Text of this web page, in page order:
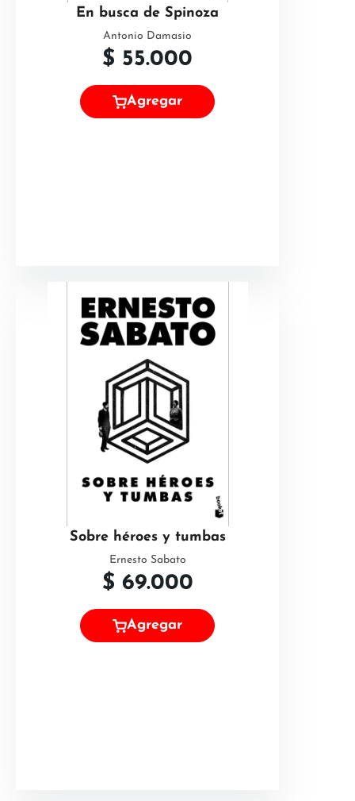
En busca de Spinoza
Antonio Damasio
$ 55.000
Agregar
Sobre héroes y tumbas
Ernesto Sabato
$ 69.000
Agregar